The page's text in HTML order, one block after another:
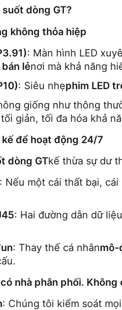
dòng GT?
không thỏa hiệp
: Màn hình LED
lẻnơi mà khả năng
: Siêu nhẹphim LED
giống như thông
giản, tối đa hóa khả
để hoạt động 24/7
dòng GTkế thừa sự dư
: Nếu một cái thất bại,
: Hai đường dẫn dữ
: Thay thế cá nhânmô-
nhà phân phối. Không
: Chúng tôi kiểm soát